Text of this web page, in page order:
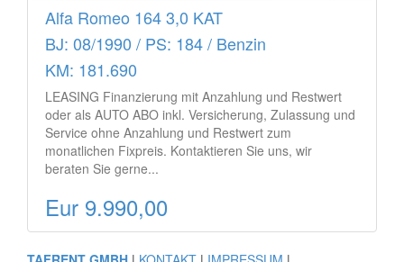
Alfa Romeo 164 3,0 KAT
BJ: 08/1990 / PS: 184 / Benzin
KM: 181.690
LEASING Finanzierung mit Anzahlung und Restwert
oder als AUTO ABO inkl. Versicherung, Zulassung und
Service ohne Anzahlung und Restwert zum
monatlichen Fixpreis. Kontaktieren Sie uns, wir
beraten Sie gerne...
Eur 9.990,00